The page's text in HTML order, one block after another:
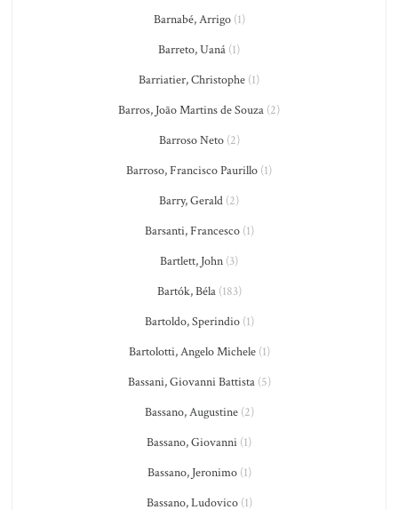
Barnabé, Arrigo(1)
Barreto, Uaná (1)
Barriatier, Christophe (1)
Barros, João Martins de Souza (2)
Barroso Neto(2)
Barroso, Francisco Paurillo (1)
Barry, Gerald (2)
Barsanti, Francesco(1)
Bartlett, John (3)
Bartók, Béla(183)
Bartoldo, Sperindio(1)
Bartolotti, Angelo Michele(1)
Bassani, Giovanni Battista(5)
Bassano, Augustine(2)
Bassano, Giovanni (1)
Bassano, Jeronimo(1)
Bassano, Ludovico(1)